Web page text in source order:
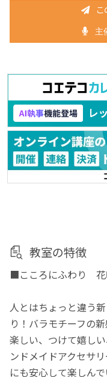
主
教室の特徴
■こころにふわり 花
人とはちょっと違う
り！バラモチーフの
楽しい、つけて嬉し
ンドメイドアクセサ
にも安心して楽しん